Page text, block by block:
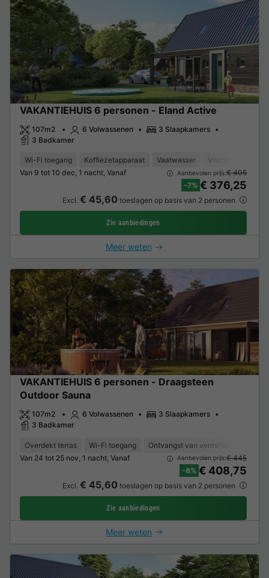
VAKANTIEHUIS 6 personen - Eland Active
107m2 6 Volwassenen
3 Slaapkamers
3 Badkamer
Wi-Fi toegang Koffiezetapparaat Vaatwasser Vriezer
Van 9 tot 10 dec, 1 nacht, Vanaf
Aanbevolen prijs:€ 405
-7% € 376,25
Excl. € 45,60 toeslagen op basis van 2 personen
Zie aanbiedingen
Meer weten
VAKANTIEHUIS 6 personen - Draagsteen
Outdoor Sauna
107m2 6 Volwassenen
3 Slaapkamers
3 Badkamer
Overdekt terras Wi-Fi toegang
Ontvangst van verminderde
Van 24 tot 25 nov, 1 nacht, Vanaf
Aanbevolen prijs:€ 445
-8% € 408,75
Excl. € 45,60 toeslagen op basis van 2 personen
Zie aanbiedingen
Meer weten